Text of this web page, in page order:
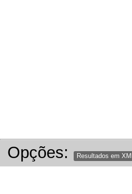
Opções: Resultados em XML